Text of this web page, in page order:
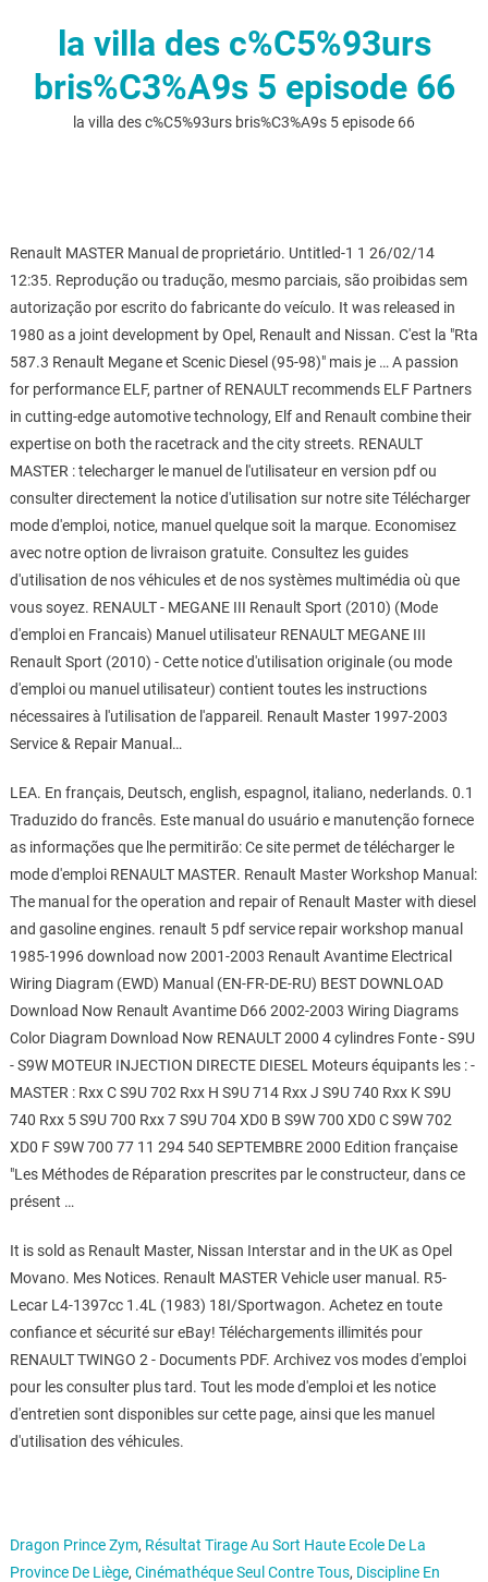
la villa des c%C5%93urs
bris%C3%A9s 5 episode 66
la villa des c%C5%93urs bris%C3%A9s 5 episode 66
Renault MASTER Manual de proprietário. Untitled-1 1 26/02/14
12:35. Reprodução ou tradução, mesmo parciais, são proibidas sem
autorização por escrito do fabricante do veículo. It was released in
1980 as a joint development by Opel, Renault and Nissan. C'est la "Rta
587.3 Renault Megane et Scenic Diesel (95-98)" mais je … A passion
for performance ELF, partner of RENAULT recommends ELF Partners
in cutting-edge automotive technology, Elf and Renault combine their
expertise on both the racetrack and the city streets. RENAULT
MASTER : telecharger le manuel de l'utilisateur en version pdf ou
consulter directement la notice d'utilisation sur notre site Télécharger
mode d'emploi, notice, manuel quelque soit la marque. Economisez
avec notre option de livraison gratuite. Consultez les guides
d'utilisation de nos véhicules et de nos systèmes multimédia où que
vous soyez. RENAULT - MEGANE III Renault Sport (2010) (Mode
d'emploi en Francais) Manuel utilisateur RENAULT MEGANE III
Renault Sport (2010) - Cette notice d'utilisation originale (ou mode
d'emploi ou manuel utilisateur) contient toutes les instructions
nécessaires à l'utilisation de l'appareil. Renault Master 1997-2003
Service & Repair Manual…
LEA. En français, Deutsch, english, espagnol, italiano, nederlands. 0.1
Traduzido do francês. Este manual do usuário e manutenção fornece
as informações que lhe permitirão: Ce site permet de télécharger le
mode d'emploi RENAULT MASTER. Renault Master Workshop Manual:
The manual for the operation and repair of Renault Master with diesel
and gasoline engines. renault 5 pdf service repair workshop manual
1985-1996 download now 2001-2003 Renault Avantime Electrical
Wiring Diagram (EWD) Manual (EN-FR-DE-RU) BEST DOWNLOAD
Download Now Renault Avantime D66 2002-2003 Wiring Diagrams
Color Diagram Download Now RENAULT 2000 4 cylindres Fonte - S9U
- S9W MOTEUR INJECTION DIRECTE DIESEL Moteurs équipants les : -
MASTER : Rxx C S9U 702 Rxx H S9U 714 Rxx J S9U 740 Rxx K S9U
740 Rxx 5 S9U 700 Rxx 7 S9U 704 XD0 B S9W 700 XD0 C S9W 702
XD0 F S9W 700 77 11 294 540 SEPTEMBRE 2000 Edition française
"Les Méthodes de Réparation prescrites par le constructeur, dans ce
présent …
It is sold as Renault Master, Nissan Interstar and in the UK as Opel
Movano. Mes Notices. Renault MASTER Vehicle user manual. R5-
Lecar L4-1397cc 1.4L (1983) 18I/Sportwagon. Achetez en toute
confiance et sécurité sur eBay! Téléchargements illimités pour
RENAULT TWINGO 2 - Documents PDF. Archivez vos modes d'emploi
pour les consulter plus tard. Tout les mode d'emploi et les notice
d'entretien sont disponibles sur cette page, ainsi que les manuel
d'utilisation des véhicules.
Dragon Prince Zym, Résultat Tirage Au Sort Haute Ecole De La
Province De Liège, Cinémathéque Seul Contre Tous, Discipline En